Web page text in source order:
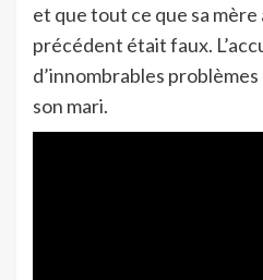
et que tout ce que sa mère
précédent était faux.
d’innombrables
son mari.